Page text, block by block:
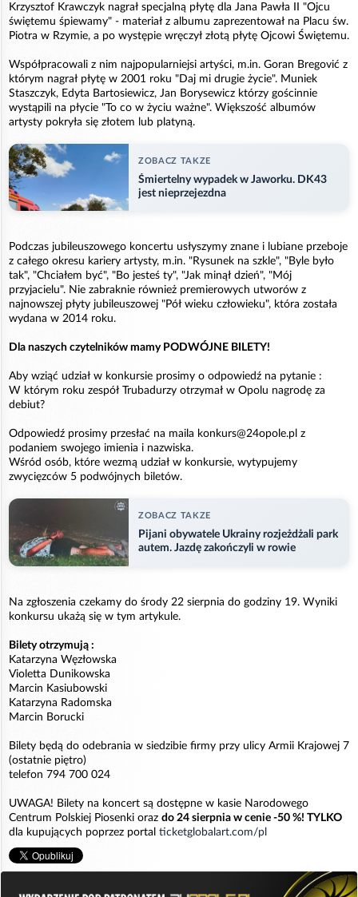
Krzysztof Krawczyk nagrał specjalną płytę dla Jana Pawła II "Ojcu
świętemu śpiewamy" - materiał z albumu zaprezentował na Placu św.
Piotra w Rzymie, a po występie wręczył złotą płytę Ojcowi Świętemu.
Współpracowali z nim najpopularniejsi artyści, m.in. Goran Bregović z
którym nagrał płytę w 2001 roku "Daj mi drugie życie". Muniek
Staszczyk, Edyta Bartosiewicz, Jan Borysewicz którzy gościnnie
wystąpili na płycie "To co w życiu ważne". Większość albumów
artysty pokryła się złotem lub platyną.
ZOBACZ TAKZE
Śmiertelny wypadek w Jaworku. DK43
jest nieprzejezdna
Podczas jubileuszowego koncertu usłyszymy znane i lubiane przeboje
z całego okresu kariery artysty, m.in. "Rysunek na szkle", "Byle było
tak", "Chciałem być", "Bo jesteś ty", "Jak minął dzień", "Mój
przyjacielu". Nie zabraknie również premierowych utworów z
najnowszej płyty jubileuszowej "Pół wieku człowieku", która została
wydana w 2014 roku.
Dla naszych czytelników mamy PODWÓJNE BILETY!
Aby wziąć udział w konkursie prosimy o odpowiedź na pytanie :
W którym roku zespół Trubadurzy otrzymał w Opolu nagrodę za
debiut?
Odpowiedź prosimy przesłać na maila konkurs@24opole.pl z
podaniem swojego imienia i nazwiska.
Wśród osób, które wezmą udział w konkursie, wytypujemy
zwycięzców 5 podwójnych biletów.
ZOBACZ TAKZE
Pijani obywatele Ukrainy rozjeżdżali park
autem. Jazdę zakończyli w rowie
Na zgłoszenia czekamy do środy 22 sierpnia do godziny 19. Wyniki
konkursu ukażą się w tym artykule.
Bilety otrzymują :
Katarzyna Węzłowska
Violetta Dunikowska
Marcin Kasiubowski
Katarzyna Radomska
Marcin Borucki
Bilety będą do odebrania w siedzibie firmy przy ulicy Armii Krajowej 7
(ostatnie piętro)
telefon 794 700 024
UWAGA! Bilety na koncert są dostępne w kasie Narodowego
Centrum Polskiej Piosenki oraz do 24 sierpnia w cenie -50 %! TYLKO
dla kupujących poprzez portal ticketglobalart.com/pl